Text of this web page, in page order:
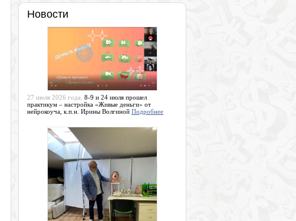
Новости
27 июля 2026 года. 8-9 и 24 июля прошел
практикум – настройка «Живые деньги» от
нейрокоуча, к.п.н. Ирины Волгиной Подробнее